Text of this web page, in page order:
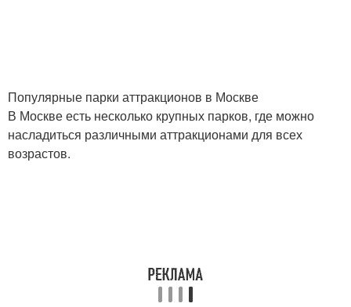
Популярные парки аттракционов в Москве
В Москве есть несколько крупных парков, где можно
насладиться различными аттракционами для всех
возрастов.